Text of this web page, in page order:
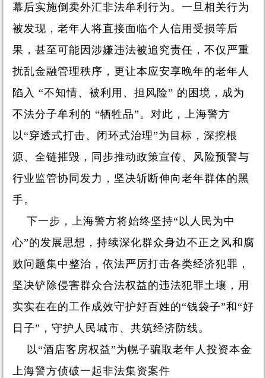
幕后实施倒卖外汇非法牟利行为。一旦相关行为
被发现，老年人将直接面临个人信用受损等后
果，甚至可能因涉嫌违法被追究责任，不仅严重
扰乱金融管理秩序，更让本应安享晚年的老年人
陷入 “不知情、被利用、担风险” 的困境，成为
不法分子牟利的 “牺牲品”。对此，上海警方
以“穿透式打击、闭环式治理”为目标，深挖根
源、全链摧毁，同步推动政策宣传、风险预警与
行业监管协同发力，坚决斩断伸向老年群体的黑
手。
下一步，上海警方将始终坚持“以人民为中
心”的发展思想，持续深化群众身边不正之风和腐
败问题集中整治，依法严厉打击各类经济犯罪，
坚决铲除侵害群众合法权益的违法犯罪土壤，用
实实在在的工作成效守护好百姓的“钱袋子”和“好
日子”，守护人民城市、共筑经济防线。
以“酒店客房权益”为幌子骗取老年人投资本金
上海警方侦破一起非法集资案件